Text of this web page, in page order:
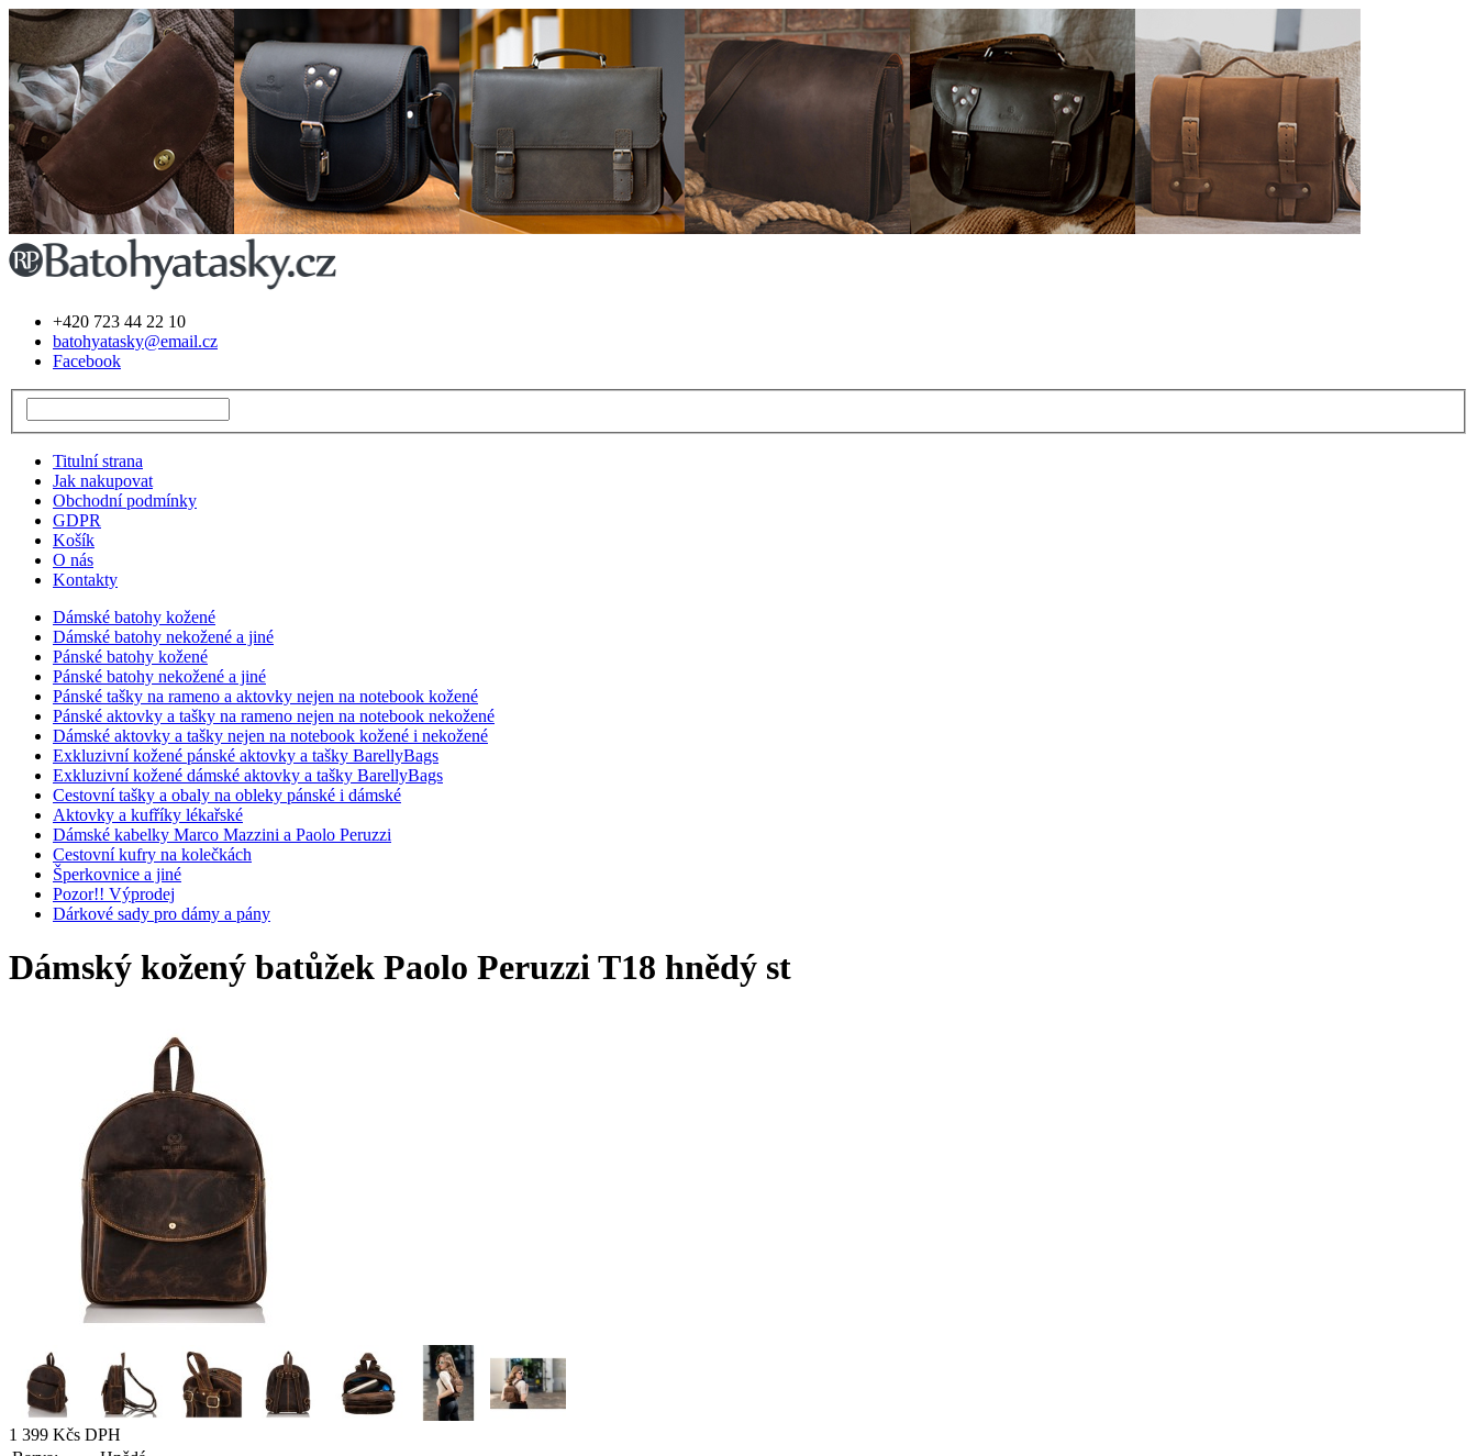
+420 723 44 22 10
batohyatasky@email.cz
Facebook
Titulní strana
Jak nakupovat
Obchodní podmínky
GDPR
Košík
O nás
Kontakty
Dámské batohy kožené
Dámské batohy nekožené a jiné
Pánské batohy kožené
Pánské batohy nekožené a jiné
Pánské tašky na rameno a aktovky nejen na notebook kožené
Pánské aktovky a tašky na rameno nejen na notebook nekožené
Dámské aktovky a tašky nejen na notebook kožené i nekožené
Exkluzivní kožené pánské aktovky a tašky BarellyBags
Exkluzivní kožené dámské aktovky a tašky BarellyBags
Cestovní tašky a obaly na obleky pánské i dámské
Aktovky a kufříky lékařské
Dámské kabelky Marco Mazzini a Paolo Peruzzi
Cestovní kufry na kolečkách
Šperkovnice a jiné
Pozor!! Výprodej
Dárkové sady pro dámy a pány
Dámský kožený batůžek Paolo Peruzzi T18 hnědý st
1 399 Kčs DPH